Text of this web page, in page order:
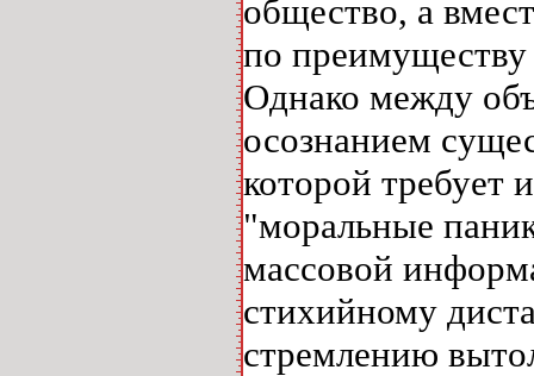
общество, а
по
Однако между
осознанием
которой требует
"моральные
массовой
стихийному
стремлению